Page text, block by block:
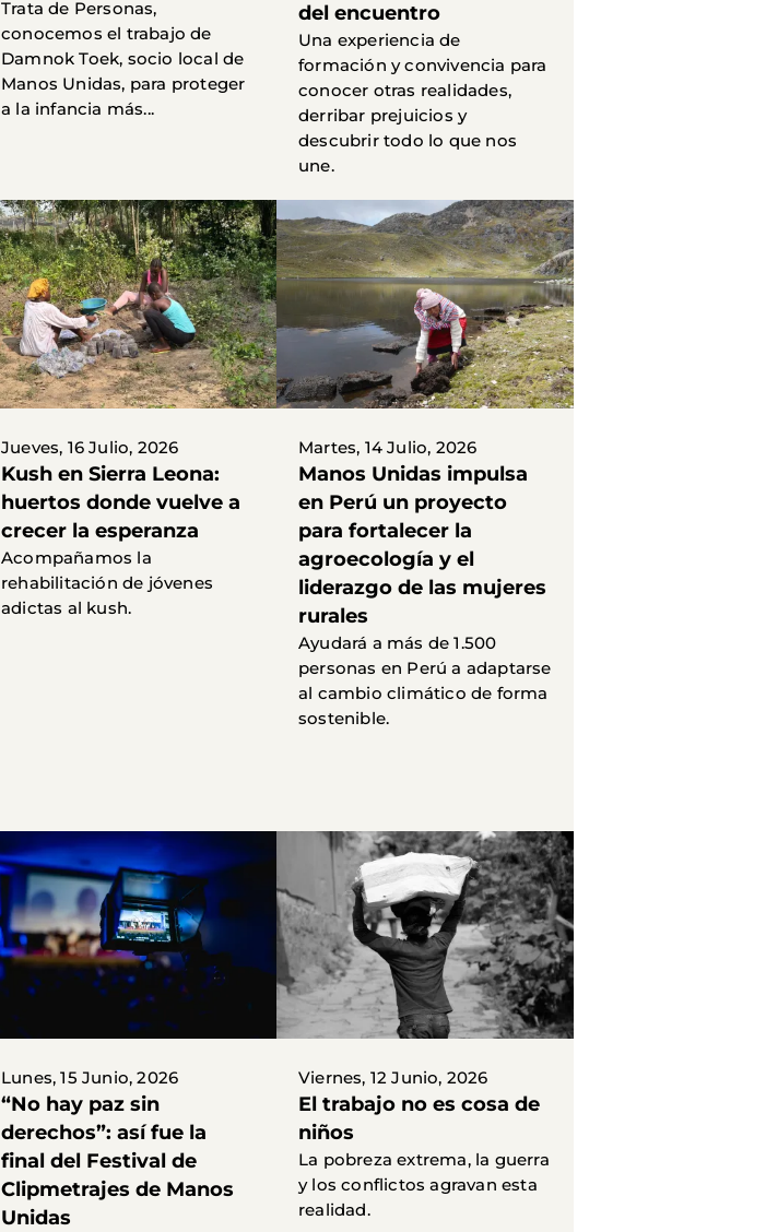
Trata de Personas,
conocemos el trabajo de
Damnok Toek, socio local de
Manos Unidas, para proteger
a la infancia más...
del encuentro
Una experiencia de
formación y convivencia para
conocer otras realidades,
derribar prejuicios y
descubrir todo lo que nos
une.
Jueves, 16 Julio, 2026
Kush en Sierra Leona:
huertos donde vuelve a
crecer la esperanza
Acompañamos la
rehabilitación de jóvenes
adictas al kush.
Martes, 14 Julio, 2026
Manos Unidas impulsa
en Perú un proyecto
para fortalecer la
agroecología y el
liderazgo de las mujeres
rurales
Ayudará a más de 1.500
personas en Perú a adaptarse
al cambio climático de forma
sostenible.
Lunes, 15 Junio, 2026
“No hay paz sin
derechos”: así fue la
final del Festival de
Clipmetrajes de Manos
Unidas
Viernes, 12 Junio, 2026
El trabajo no es cosa de
niños
La pobreza extrema, la guerra
y los conflictos agravan esta
realidad.